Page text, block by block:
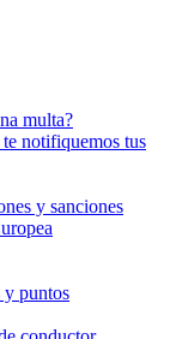
multa?
notifiquemos tus
y sanciones
y puntos